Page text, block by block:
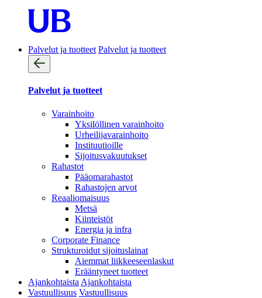
Palvelut ja tuotteet Palvelut ja tuotteet
Palvelut ja tuotteet
Varainhoito
Yksilöllinen varainhoito
Urheilijavarainhoito
Instituutioille
Sijoitusvakuutukset
Rahastot
Pääomarahastot
Rahastojen arvot
Reaaliomaisuus
Metsä
Kiinteistöt
Energia ja infra
Corporate Finance
Strukturoidut sijoituslainat
Aiemmat liikkeeseenlaskut
Erääntyneet tuotteet
Ajankohtaista Ajankohtaista
Vastuullisuus Vastuullisuus